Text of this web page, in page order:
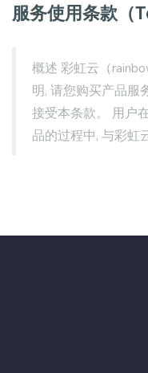
服务使用条款（
概述 彩虹云（
明, 请您购买产品服
接受本条款。 用户
品的过程中, 与彩虹